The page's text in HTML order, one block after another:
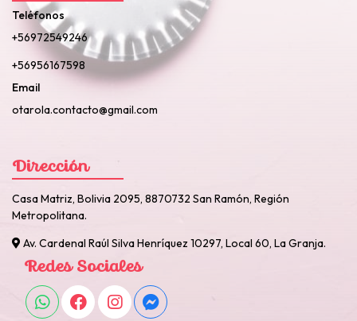
Teléfonos
+56972549246
+56956167598
Email
otarola.contacto@gmail.com
Dirección
Casa Matriz, Bolivia 2095, 8870732 San Ramón, Región
Metropolitana.
Av. Cardenal Raúl Silva Henríquez 10297, Local 60, La Granja.
Redes Sociales